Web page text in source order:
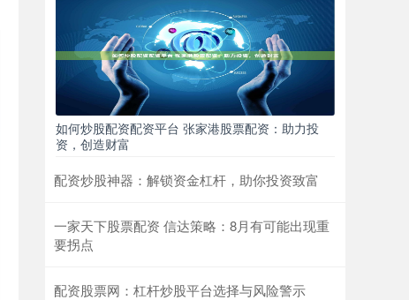
如何炒股配资配资平台 张家港股票配资：助力投
资，创造财富
配资炒股神器：解锁资金杠杆，助你投资致富
一家天下股票配资 信达策略：8月有可能出现重
要拐点
配资股票网：杠杆炒股平台选择与风险警示